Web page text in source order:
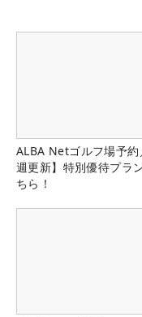
ALBA Netゴルフ場予約
週更新】特別優待プラ
ちら！